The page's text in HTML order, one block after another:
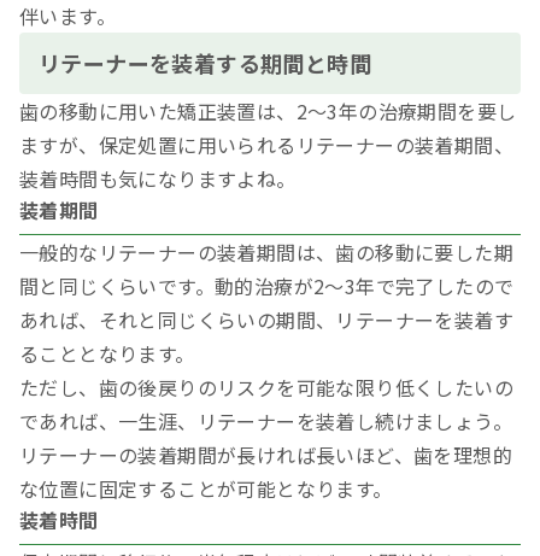
伴います。
リテーナーを装着する期間と時間
歯の移動に用いた矯正装置は、2～3年の治療期間を要し
ますが、保定処置に用いられるリテーナーの装着期間、
装着時間も気になりますよね。
装着期間
一般的なリテーナーの装着期間は、歯の移動に要した期
間と同じくらいです。動的治療が2～3年で完了したので
あれば、それと同じくらいの期間、リテーナーを装着す
ることとなります。
ただし、歯の後戻りのリスクを可能な限り低くしたいの
であれば、一生涯、リテーナーを装着し続けましょう。
リテーナーの装着期間が長ければ長いほど、歯を理想的
な位置に固定することが可能となります。
装着時間